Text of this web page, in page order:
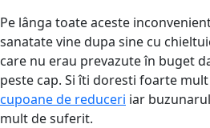
Pe lânga toate aceste
sanatate vine dupa sine cu
care nu erau prevazute în buget
peste cap. Si îti doresti foarte
cupoane de reduceri iar
mult de suferit.